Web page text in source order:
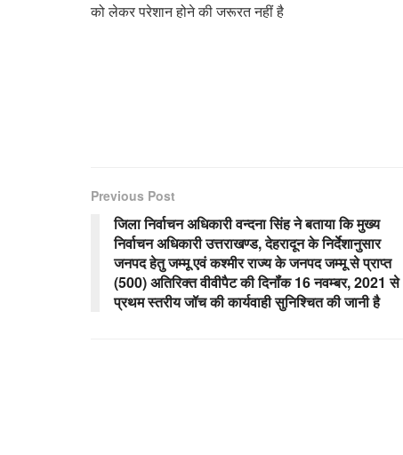
को लेकर परेशान होने की जरूरत नहीं है
Previous Post
जिला निर्वाचन अधिकारी वन्दना सिंह ने बताया कि मुख्य
निर्वाचन अधिकारी उत्तराखण्ड, देहरादून के निर्देशानुसार
जनपद हेतु जम्मू एवं कश्मीर राज्य के जनपद जम्मू से प्राप्त
(500) अतिरिक्त वीवीपैट की दिनॉंक 16 नवम्बर, 2021 से
प्रथम स्तरीय जॉच की कार्यवाही सुनिश्चित की जानी है